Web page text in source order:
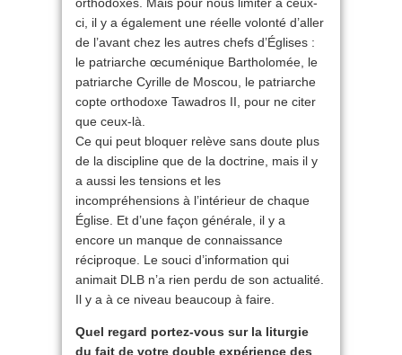
ci, il y a également une réelle volonté d’aller
de l’avant chez les autres chefs d’Églises :
le patriarche œcuménique Bartholomée, le
patriarche Cyrille de Moscou, le patriarche
copte orthodoxe Tawadros II, pour ne citer
que ceux-là.
Ce qui peut bloquer relève sans doute plus
de la discipline que de la doctrine, mais il y
a aussi les tensions et les
incompréhensions à l’intérieur de chaque
Église. Et d’une façon générale, il y a
encore un manque de connaissance
réciproque. Le souci d’information qui
animait DLB n’a rien perdu de son actualité.
Il y a à ce niveau beaucoup à faire.
Quel regard portez-vous sur la liturgie
du fait de votre double expérience des